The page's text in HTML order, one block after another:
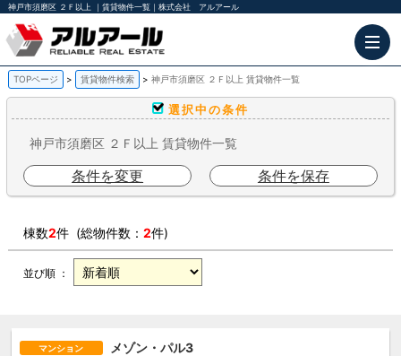
神戸市須磨区 ２Ｆ以上 ｜賃貸物件一覧｜株式会社 アルアール
TOPページ 賃貸物件検索 神戸市須磨区 ２Ｆ以上 賃貸物件一覧
選択中の条件
神戸市須磨区 ２Ｆ以上 賃貸物件一覧
条件を変更 条件を保存
棟数2件 (総物件数：2件)
並び順 ：
マンション メゾン・パル3